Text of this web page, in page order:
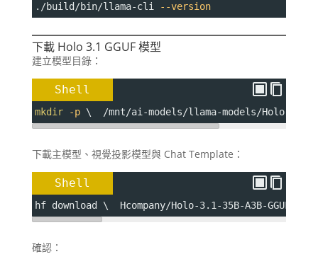
./build/bin/llama-cli
--version
下載 Holo 3.1 GGUF 模型
建立模型目錄：
Shell
mkdir -p \  /mnt/ai-models/llama-models/Holo-3.1-
下載主模型、視覺投影模型與 Chat Template：
Shell
hf download \  Hcompany/Holo-3.1-35B-A3B-
確認：